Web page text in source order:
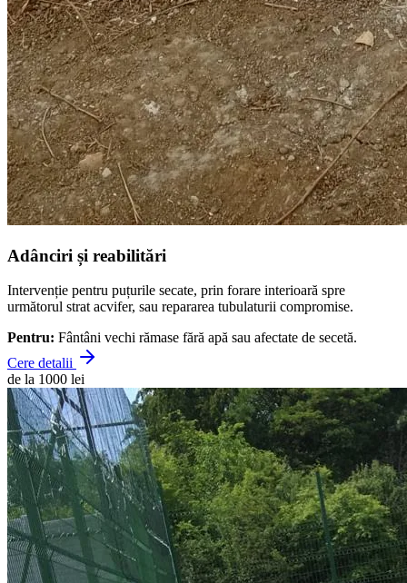
Adânciri și reabilitări
Intervenție pentru puțurile secate, prin forare interioară spre
următorul strat acvifer, sau repararea tubulaturii compromise.
Pentru: Fântâni vechi rămase fără apă sau afectate de secetă.
Cere detalii
de la 1000 lei